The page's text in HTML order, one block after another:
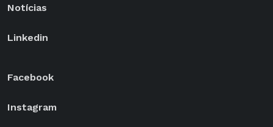
Notícias
Linkedin
Facebook
Instagram